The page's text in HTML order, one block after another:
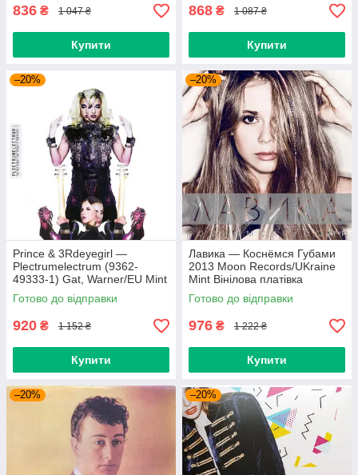
836 ₴ 1 047 ₴
Купити
868 ₴ 1 087 ₴
Купити
–20%
Prince & 3Rdeyegirl —
Plectrumelectrum (9362-
49333-1) Gat, Warner/EU Mint
Вінілова платівка (art.220362)
Готово до відправки
920 ₴ 1 152 ₴
Купити
–20%
Лавика — Коснёмся Губами
2013 Moon Records/UKraine
Mint Вінілова платівка
(art.221702)
Готово до відправки
976 ₴ 1 222 ₴
Купити
–20% –20%